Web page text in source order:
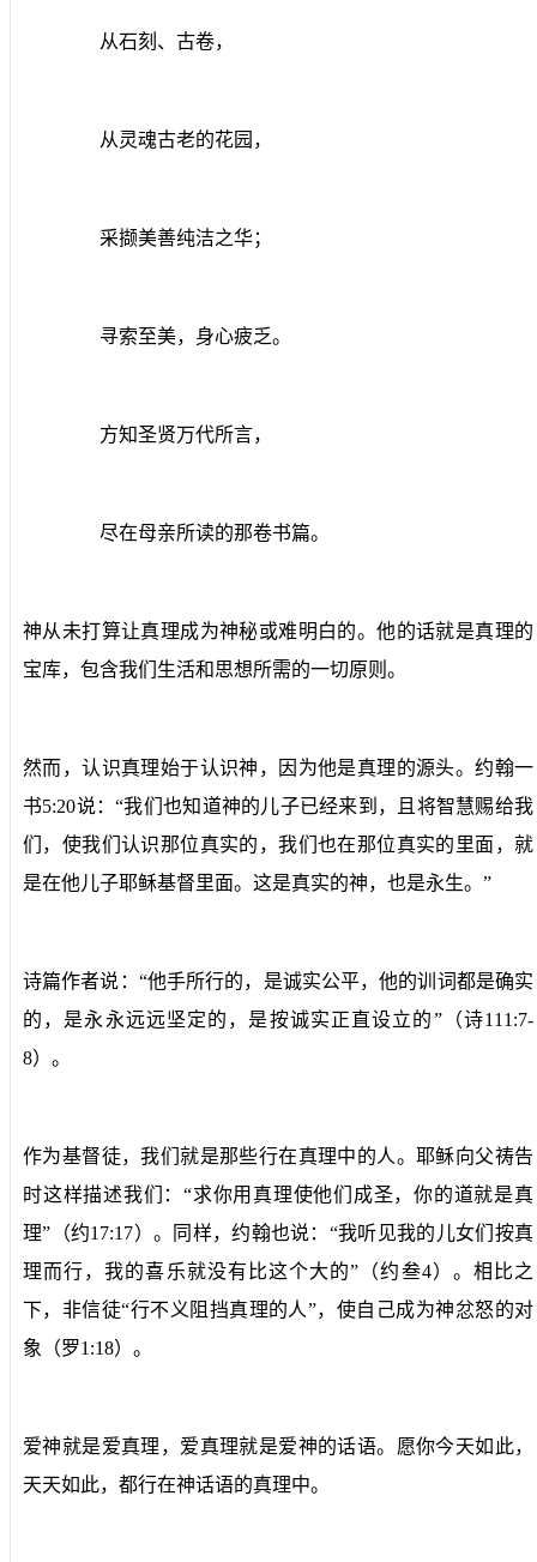
从石刻、古卷，
从灵魂古老的花园，
采撷美善纯洁之华；
寻索至美，身心疲乏。
方知圣贤万代所言，
尽在母亲所读的那卷书篇。
神从未打算让真理成为神秘或难明白的。他的话就是真理的
宝库，包含我们生活和思想所需的一切原则。
然而，认识真理始于认识神，因为他是真理的源头。约翰一
书5:20说：“我们也知道神的儿子已经来到，且将智慧赐给我
们，使我们认识那位真实的，我们也在那位真实的里面，就
是在他儿子耶稣基督里面。这是真实的神，也是永生。”
诗篇作者说：“他手所行的，是诚实公平，他的训词都是确实
的，是永永远远坚定的，是按诚实正直设立的”（诗111:7-
8）。
作为基督徒，我们就是那些行在真理中的人。耶稣向父祷告
时这样描述我们：“求你用真理使他们成圣，你的道就是真
理”（约17:17）。同样，约翰也说：“我听见我的儿女们按真
理而行，我的喜乐就没有比这个大的”（约叁4）。相比之
下，非信徒“行不义阻挡真理的人”，使自己成为神忿怒的对
象（罗1:18）。
爱神就是爱真理，爱真理就是爱神的话语。愿你今天如此，
天天如此，都行在神话语的真理中。